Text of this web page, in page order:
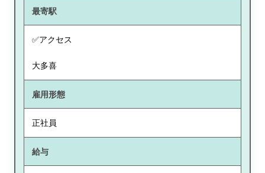
最寄駅
✅アクセス
大多喜
雇用形態
正社員
給与